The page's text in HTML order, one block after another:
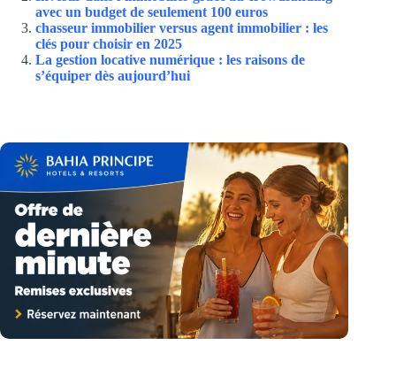
avec un budget de seulement 100 euros
chasseur immobilier versus agent immobilier : les
clés pour choisir en 2025
La gestion locative numérique : les raisons de
s’équiper dès aujourd’hui